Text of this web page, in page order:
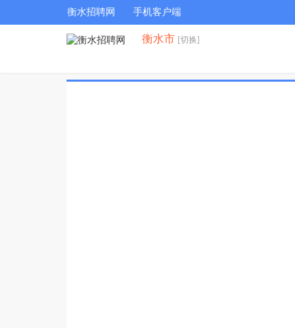
衡水招聘网 手机客户端
衡水市 [切换]